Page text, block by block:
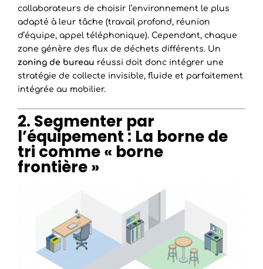
collaborateurs de choisir l’environnement le plus
adapté à leur tâche (travail profond, réunion
d’équipe, appel téléphonique). Cependant, chaque
zone génère des flux de déchets différents. Un
zoning de bureau réussi doit donc intégrer une
stratégie de collecte invisible, fluide et parfaitement
intégrée au mobilier.
2. Segmenter par
l’équipement : La borne de
tri comme « borne
frontière »